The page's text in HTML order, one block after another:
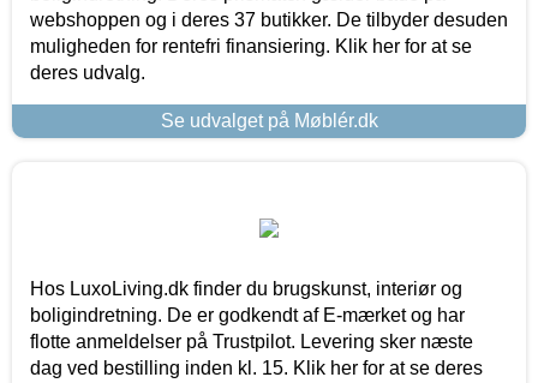
webshoppen og i deres 37 butikker. De tilbyder desuden
muligheden for rentefri finansiering. Klik her for at se
deres udvalg.
Se udvalget på Møblér.dk
Hos LuxoLiving.dk finder du brugskunst, interiør og
boligindretning. De er godkendt af E-mærket og har
flotte anmeldelser på Trustpilot. Levering sker næste
dag ved bestilling inden kl. 15. Klik her for at se deres